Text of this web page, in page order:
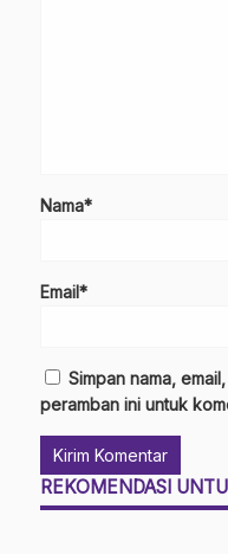
Nama*
Email*
Simpan nama,
peramban ini untuk
REKOMENDASI